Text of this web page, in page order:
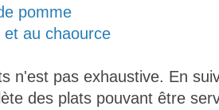
pomme
et au chaource
n'est pas exhaustive. En
des plats pouvant être